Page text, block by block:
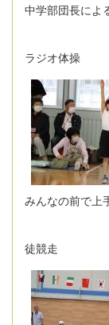
中学部団長によ
ラジオ体操
みんなの前で上
徒競走